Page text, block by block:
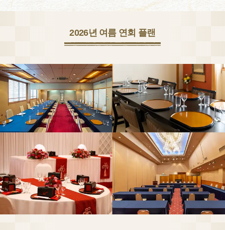
2026년 여름 연회 플랜